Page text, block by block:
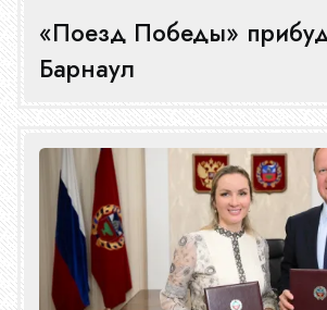
«Поезд Победы»
Барнаул